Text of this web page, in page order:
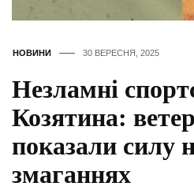
НОВИНИ 30 ВЕРЕСНЯ, 2025
Незламні
Козятина:
показали силу
змаганнях